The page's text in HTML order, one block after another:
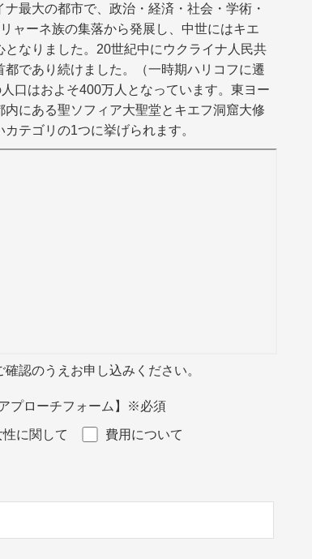
最大の都市で、政治・経済・社会・学術・
ャーネ族の集落から発展し、中世にはキエ
なりました。20世紀中にウクライナ人民共
であり続けました。（一時期ハリコフに遷
口はおよそ400万人となっています。東ヨー
にある聖ソフィア大聖堂とキエフ洞窟大修
テゴリの1つに挙げられます。
認のうえお申し込みください。
プローチフォーム】 ※必須
性に関して
費用について